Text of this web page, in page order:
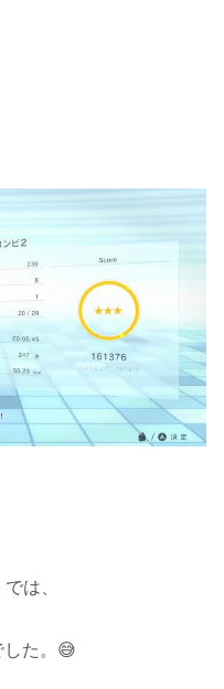
は、
した。😅